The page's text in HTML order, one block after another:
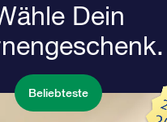
Dein
Beliebteste